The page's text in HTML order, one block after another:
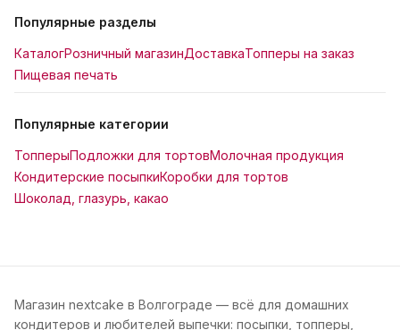
Популярные разделы
КаталогРозничный магазинДоставкаТопперы на заказ
Пищевая печать
Популярные категории
ТопперыПодложки для тортовМолочная продукция
Кондитерские посыпкиКоробки для тортов
Шоколад, глазурь, какао
Магазин nextcake в Волгограде — всё для домашних
кондитеров и любителей выпечки: посыпки, топперы,